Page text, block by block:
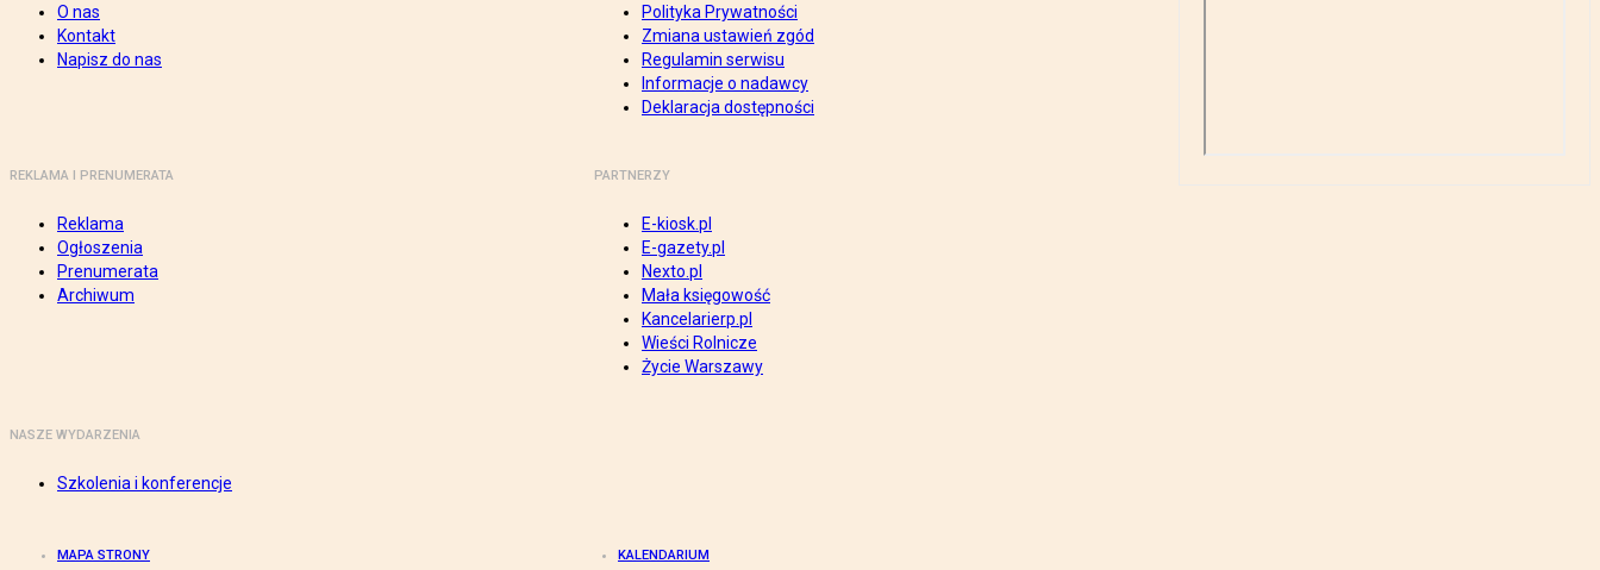
O nas
Kontakt
Napisz do nas
Polityka Prywatności
Zmiana ustawień zgód
Regulamin serwisu
Informacje o nadawcy
Deklaracja dostępności
REKLAMA I PRENUMERATA
Reklama
Ogłoszenia
Prenumerata
Archiwum
PARTNERZY
E-kiosk.pl
E-gazety.pl
Nexto.pl
Mała księgowość
Kancelarierp.pl
Wieści Rolnicze
Życie Warszawy
NASZE WYDARZENIA
Szkolenia i konferencje
MAPA STRONY KALENDARIUM